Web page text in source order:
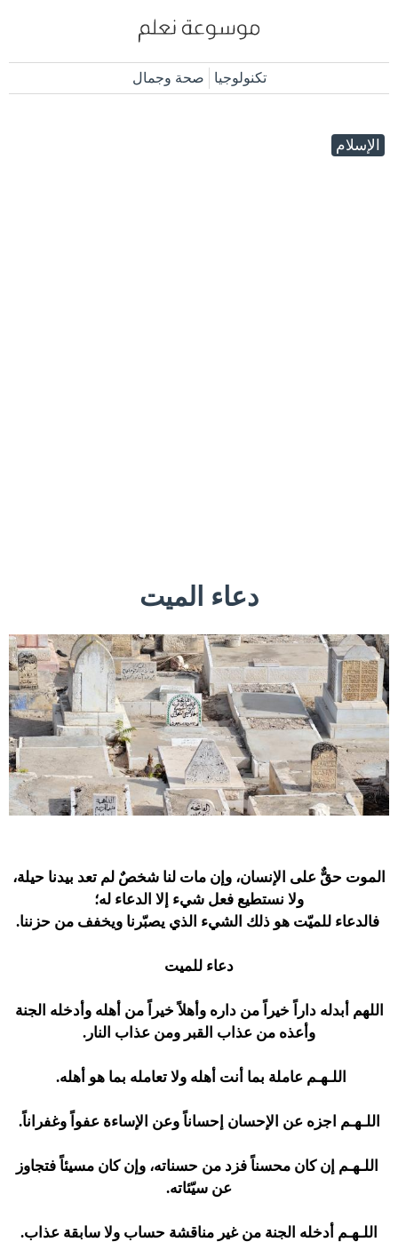
تكنولوجيا صحة وجمال
الإسلام
دعاء الميت
الموت حقٌّ على الإنسان، وإن مات لنا شخصٌ لم تعد بيدنا حيلة،
ولا نستطيع فعل شيء إلا الدعاء له؛
فالدعاء للميّت هو ذلك الشيء الذي يصبّرنا ويخفف من حزننا.
دعاء للميت
اللهم أبدله داراً خيراً من داره وأهلاً خيراً من أهله وأدخله الجنة
وأعذه من عذاب القبر ومن عذاب النار.
اللـهـم عاملة بما أنت أهله ولا تعامله بما هو أهله.
اللـهـم اجزه عن الإحسان إحساناً وعن الإساءة عفواً وغفراناً.
اللـهـم إن كان محسناً فزد من حسناته، وإن كان مسيئاً فتجاوز
عن سيّئاته.
اللـهـم أدخله الجنة من غير مناقشة حساب ولا سابقة عذاب.